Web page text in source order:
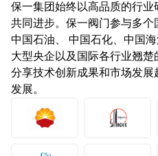
保一集团始终以高品质的行
共同进步。保一阀门参与多
中国石油、 中国石化、中国
大型央企以及国际各行业翘
分享技术创新成果和市场发
发展。